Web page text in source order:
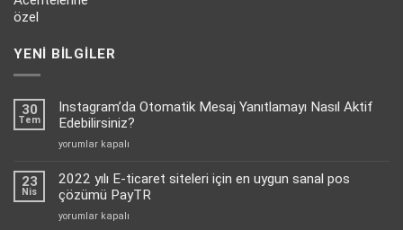
YENI BILGILER
30
Tem
Instagram’da Otomatik Mesaj Yanıtlamayı Nasıl Aktif
Edebilirsiniz?
Instagram’da
Mesaj
Yanıtlamayı
Nasıl
Aktif
yorumlar kapalı
23
Nis
2022 yılı E-ticaret siteleri için en uygun sanal pos
çözümü PayTR
2022
yorumlar kapalı